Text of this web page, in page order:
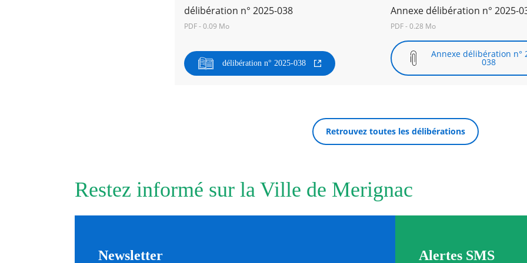
délibération n° 2025-038
PDF - 0.09 Mo
délibération n° 2025-038
Annexe délibération n° 2025-
PDF - 0.28 Mo
Annexe délibération n°
038
Retrouvez toutes les délibérations
Restez informé sur la Ville de Merignac
Newsletter Alertes SMS